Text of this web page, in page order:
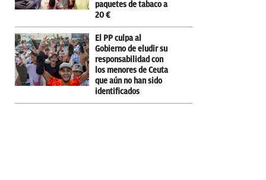
paquetes de tabaco a
20 €
El PP culpa al
Gobierno de eludir su
responsabilidad con
los menores de Ceuta
que aún no han sido
identificados